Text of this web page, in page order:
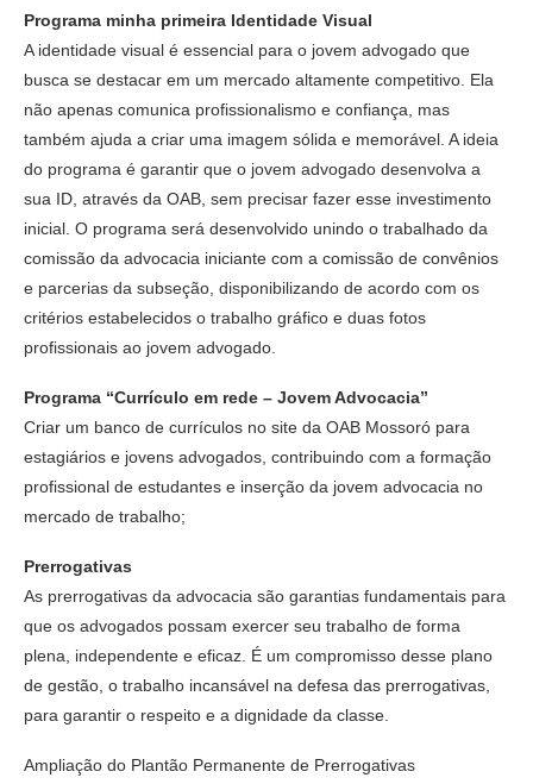
Programa minha primeira Identidade Visual
A identidade visual é essencial para o jovem advogado que
busca se destacar em um mercado altamente competitivo. Ela
não apenas comunica profissionalismo e confiança, mas
também ajuda a criar uma imagem sólida e memorável. A ideia
do programa é garantir que o jovem advogado desenvolva a
sua ID, através da OAB, sem precisar fazer esse investimento
inicial. O programa será desenvolvido unindo o trabalhado da
comissão da advocacia iniciante com a comissão de convênios
e parcerias da subseção, disponibilizando de acordo com os
critérios estabelecidos o trabalho gráfico e duas fotos
profissionais ao jovem advogado.
Programa “Currículo em rede – Jovem Advocacia”
Criar um banco de currículos no site da OAB Mossoró para
estagiários e jovens advogados, contribuindo com a formação
profissional de estudantes e inserção da jovem advocacia no
mercado de trabalho;
Prerrogativas
As prerrogativas da advocacia são garantias fundamentais para
que os advogados possam exercer seu trabalho de forma
plena, independente e eficaz. É um compromisso desse plano
de gestão, o trabalho incansável na defesa das prerrogativas,
para garantir o respeito e a dignidade da classe.
Ampliação do Plantão Permanente de Prerrogativas